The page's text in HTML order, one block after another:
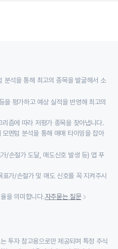
분석을 통해 최고의 종목을 발굴해서 소
을 평가하고 예상 실적을 반영해 최고의
즘에 따라 저평가 종목을 찾아냅니다.
멘텀 분석을 통해 매매 타이밍을 잡아
/손절가 도달, 매도신호 발생 등) 앱 푸
가/손절가 및 매도 신호를 꼭 지켜주시
을 의미합니다.자주묻는 질문
투자 참고용으로만 제공되며 특정 주식